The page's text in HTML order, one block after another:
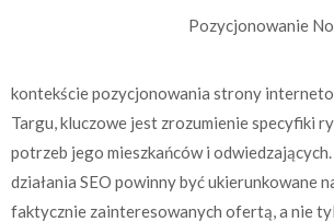
Pozycjonowanie
kontekście pozycjonowania strony
Targu, kluczowe jest zrozumienie specyfiki
potrzeb jego mieszkańców i
działania SEO powinny być ukierunkowane
faktycznie zainteresowanych ofertą, a nie